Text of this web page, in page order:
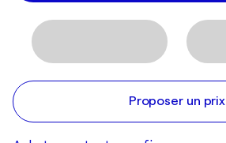
Proposer un prix